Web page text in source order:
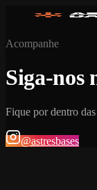
Acompanhe
Siga-nos
Fique por dentro
@astresbases